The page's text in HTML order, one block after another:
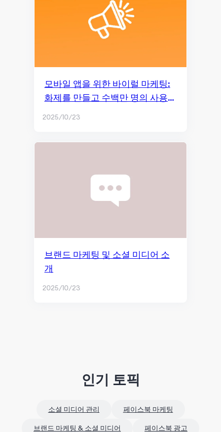
소셜미디어 마케팅
소셜 미디어 관리
브랜드 마케팅 & 소셜 미디어
페이스북 광고
모바일 앱을 위한 바이럴 마케팅:
화제를 만들고 수백만 명의 사용자
2025/10/23
브랜드 마케팅 및 소셜 미디어 소
개
2025/10/23
인기 토픽
소셜 미디어 관리 페이스북 마케팅
브랜드 마케팅 & 소셜 미디어 페이스북 광고